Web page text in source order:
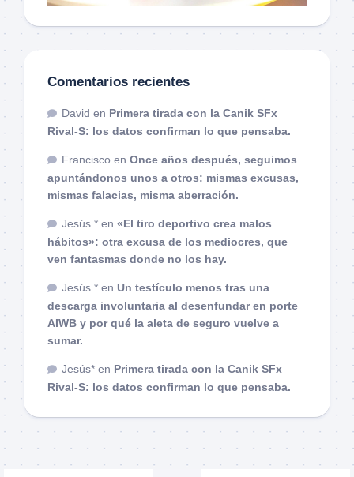
Comentarios recientes
David en Primera tirada con la Canik SFx
Rival-S: los datos confirman lo que pensaba.
Francisco en Once años después, seguimos
apuntándonos unos a otros: mismas excusas,
mismas falacias, misma aberración.
Jesús * en «El tiro deportivo crea malos
hábitos»: otra excusa de los mediocres, que
ven fantasmas donde no los hay.
Jesús * en Un testículo menos tras una
descarga involuntaria al desenfundar en porte
AIWB y por qué la aleta de seguro vuelve a
sumar.
Jesús* en Primera tirada con la Canik SFx
Rival-S: los datos confirman lo que pensaba.